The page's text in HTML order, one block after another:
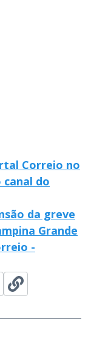
Correio no
canal do
da greve
Grande
-